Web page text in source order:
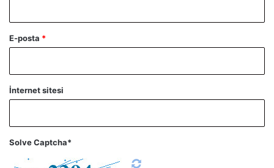
E-posta *
İnternet sitesi
Solve Captcha*